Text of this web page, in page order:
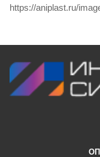
https://aniplast.ru/